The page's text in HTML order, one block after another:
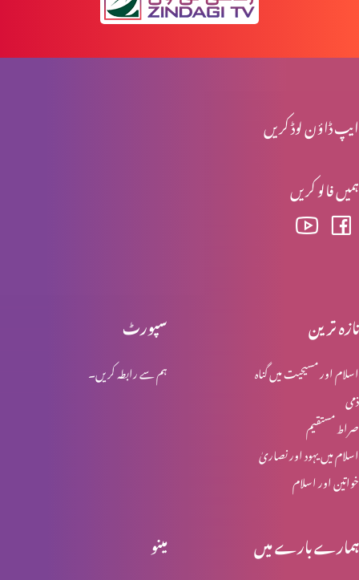
اخلاقی احتساب: حقیقی راستبازی(حصہ 2)
اخلاقی احتساب: حقیقی راستبازی(حصہ 1)
اخلاقی احتساب : اجر عظیم (حصہ 1)
اخلاقی احتساب: پہاڑی واعظ (حصہ 4)
ایپ ڈاؤن لوڈ کریں
ہمیں فالو کریں
سپورٹ
ہم سے رابطہ کریں۔
تازہ ترین
اسلام اور مسیحیت میں گناہ
ذمی
صراط مستقیم
اسلام میں یہود اور نصاریٰ
خواتین اور اسلام
مینو ہمارے بارے میں